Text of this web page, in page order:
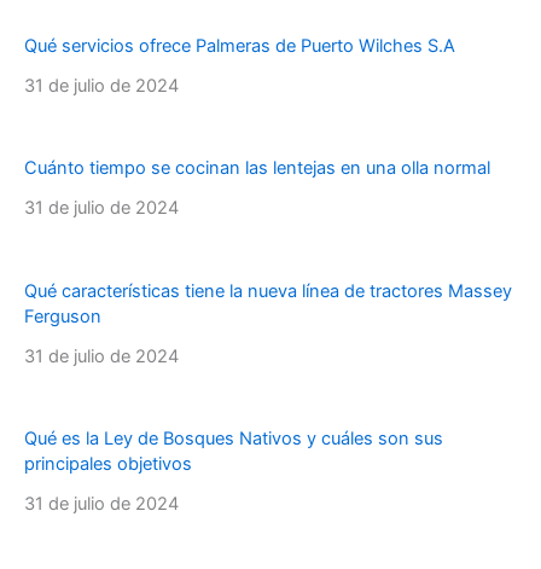
Qué servicios ofrece Palmeras de Puerto Wilches S.A
31 de julio de 2024
Cuánto tiempo se cocinan las lentejas en una olla normal
31 de julio de 2024
Qué características tiene la nueva línea de tractores Massey
Ferguson
31 de julio de 2024
Qué es la Ley de Bosques Nativos y cuáles son sus
principales objetivos
31 de julio de 2024